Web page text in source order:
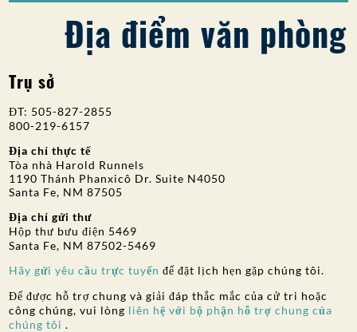
GIẤY PHÉP VÀ GIẤY PHÉP
TUÂN THỦ VÀ THỰC THI
PFAS Ở NM
DỊCH VỤ TRỰC TUYẾN
THƯ VIỆN
SỰ THAM GIA CỦA CÔNG CHÚNG
Tìm kiếm:
Địa điểm văn phòng
Trụ sở
ĐT: 505-827-2855
800-219-6157
Địa chỉ thực tế
Tòa nhà Harold Runnels
1190 Thánh Phanxicô Dr. Suite N4050
Santa Fe, NM 87505
Địa chỉ gửi thư
Hộp thư bưu điện 5469
Santa Fe, NM 87502-5469
Hãy gửi yêu cầu trực tuyến để đặt lịch hẹn gặp chúng tôi.
Để được hỗ trợ chung và giải đáp thắc mắc của cử tri hoặc
công chúng, vui lòng liên hệ với bộ phận hỗ trợ chung của
chúng tôi .